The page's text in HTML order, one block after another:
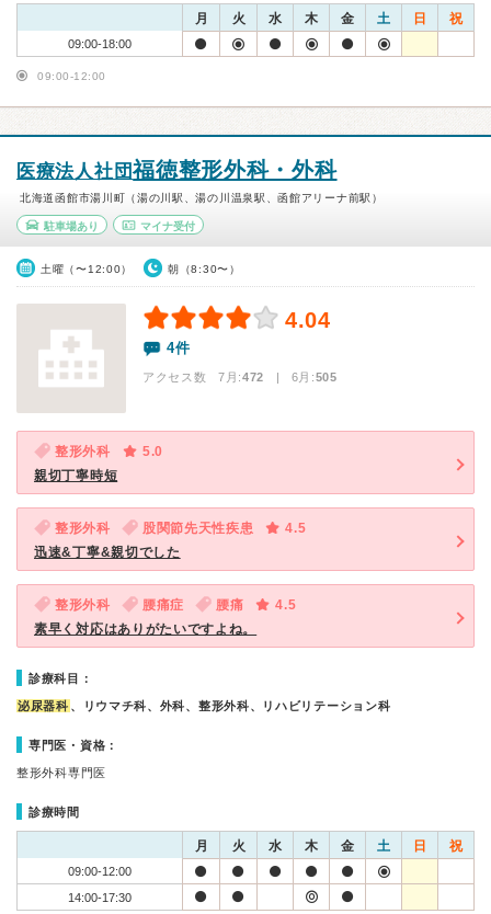
月 火 水 木 金 土 日 祝
09:00-18:00
09:00-12:00
医療法人社団福徳整形外科・外科
北海道函館市湯川町（湯の川駅、湯の川温泉駅、函館アリーナ前駅）
駐車場あり マイナ受付
土曜（〜12:00） 朝（8:30〜）
4.04
4件
アクセス数 7月:472 | 6月:505
整形外科
5.0
親切丁寧時短
整形外科 股関節先天性疾患
4.5
迅速&丁寧&親切でした
整形外科 腰痛症 腰痛
4.5
素早く対応はありがたいですよね。
診療科目：
泌尿器科 、リウマチ科、外科、整形外科、リハビリテーション科
専門医・資格：
整形外科専門医
診療時間
月 火 水 木 金 土 日 祝
09:00-12:00
14:00-17:30